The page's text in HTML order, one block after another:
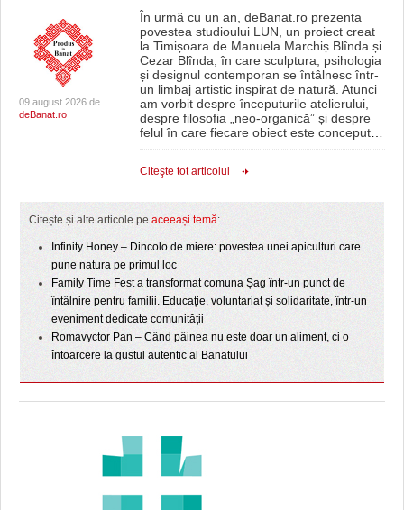
09 august 2026 de
deBanat.ro
În urmă cu un an, deBanat.ro prezenta
povestea studioului LUN, un proiect creat
la Timișoara de Manuela Marchiș Blînda și
Cezar Blînda, în care sculptura, psihologia
și designul contemporan se întâlnesc într-
un limbaj artistic inspirat de natură. Atunci
am vorbit despre începuturile atelierului,
despre filosofia „neo-organică” și despre
felul în care fiecare obiect este conceput…
Citeşte tot articolul
Citește și alte articole pe aceeași temă:
Infinity Honey – Dincolo de miere: povestea unei apiculturi care
pune natura pe primul loc
Family Time Fest a transformat comuna Șag într-un punct de
întâlnire pentru familii. Educație, voluntariat și solidaritate, într-un
eveniment dedicate comunității
Romavyctor Pan – Când pâinea nu este doar un aliment, ci o
întoarcere la gustul autentic al Banatului